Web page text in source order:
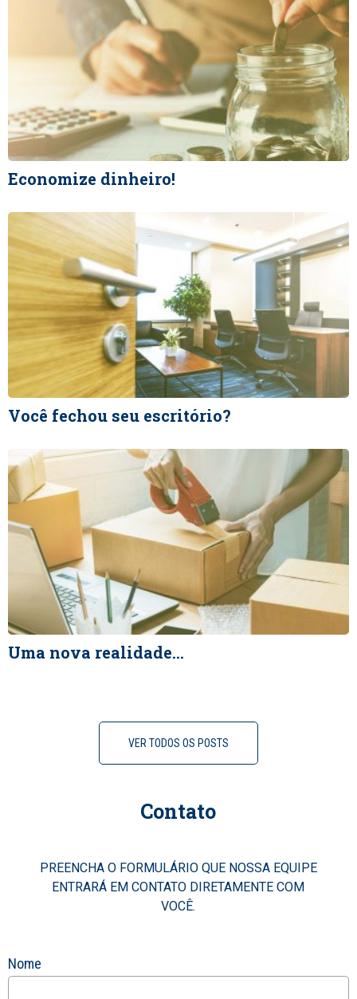
Economize dinheiro!
Você fechou seu escritório?
Uma nova realidade…
VER TODOS OS POSTS
Contato
PREENCHA O FORMULÁRIO QUE NOSSA EQUIPE
ENTRARÁ EM CONTATO DIRETAMENTE COM
VOCÊ.
Nome